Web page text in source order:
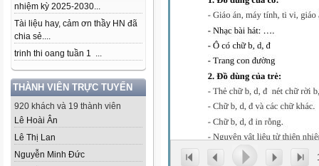
nhiệm kỳ 2025-2030...
Tài liệu hay, cảm ơn thầy HN đã
chia sẻ....
trinh thi oang tuần 1 ...
THÀNH VIÊN TRỰC TUYẾN
920 khách và 19 thành viên
Lê Hoài Ân
Lê Thị Lan
Nguyễn Minh Đức